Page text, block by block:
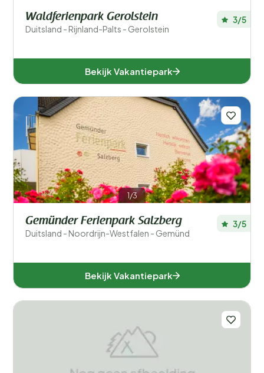
Waldferienpark Gerolstein
Duitsland - Rijnland-Palts - Gerolstein
3/5
Bekijk Vakantiepark
1/3
Gemünder Ferienpark Salzberg
Duitsland - Noordrijn-Westfalen - Gemünd
3/5
Bekijk Vakantiepark